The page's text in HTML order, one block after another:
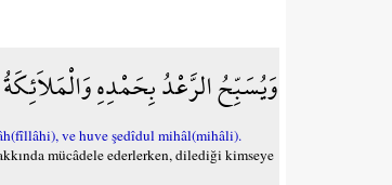
وَيُسَبِّحُ الرَّعْدُ بِحَمْدِهِ
ve huve şedîdul mihâl(mihâli).
mücâdele ederlerken, dilediği kimseye